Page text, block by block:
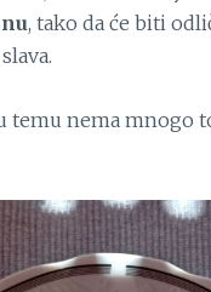
, tako da će biti
temu nema mnogo